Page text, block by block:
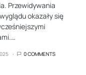
Przewidywania
okazały się
0 COMMENTS